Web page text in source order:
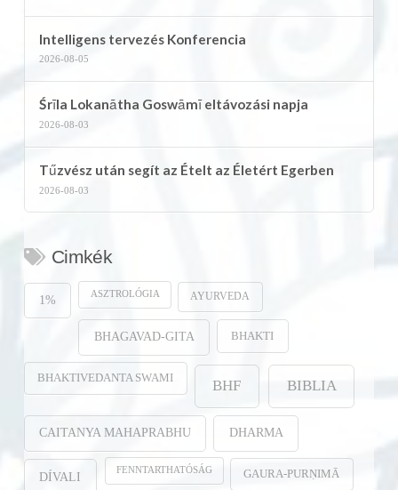
Intelligens tervezés Konferencia
2026-08-05
Śrīla Lokanātha Goswāmī eltávozási napja
2026-08-03
Tűzvész után segít az Ételt az Életért Egerben
2026-08-03
Cimkék
1% ASZTROLÓGIA AYURVEDA
BHAGAVAD-GITA BHAKTI
BHAKTIVEDANTA SWAMI BHF BIBLIA
CAITANYA MAHAPRABHU DHARMA
DÍVALI FENNTARTHATÓSÁG GAURA-PURṆIMĀ